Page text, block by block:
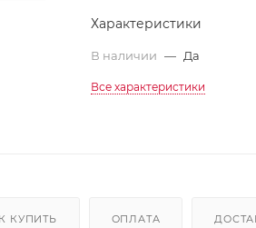
Характеристики
В наличии — Да
Все характеристики
КУПИТЬ ОПЛАТА